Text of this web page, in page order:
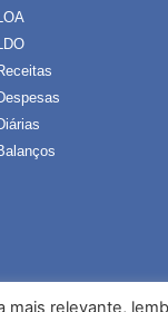
relevante,